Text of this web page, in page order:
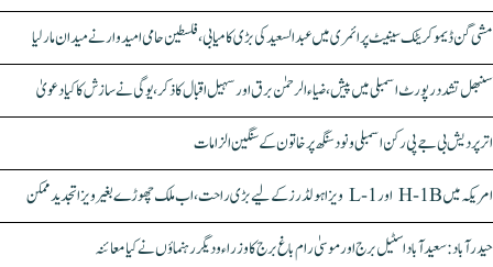
مشی گن ڈیموکریٹک سینیٹ پرائمری میں عبدالسعید کی بڑی کامیابی، فلسطین حامی امیدوار نے میدان مار لیا
سنبھل تشدد رپورٹ اسمبلی میں پیش، ضیاء الرحمٰن برق اور سہیل اقبال کا ذکر، یوگی نے سازش کا کیا دعویٰ
اتر پردیش بی جے پی رکن اسمبلی ونود سنگھ پر خاتون کے سنگین الزامات
امریکہ میں H-1B اور L-1 ویزا ہولڈرز کے لیے بڑی راحت، اب ملک چھوڑے بغیر ویزا تجدید ممکن
حیدرآباد: سعیدآباد اسٹیل برج اور موسیٰ رام باغ برج کا وزراء و دیگر رہنماؤں نے کیا معائنہ